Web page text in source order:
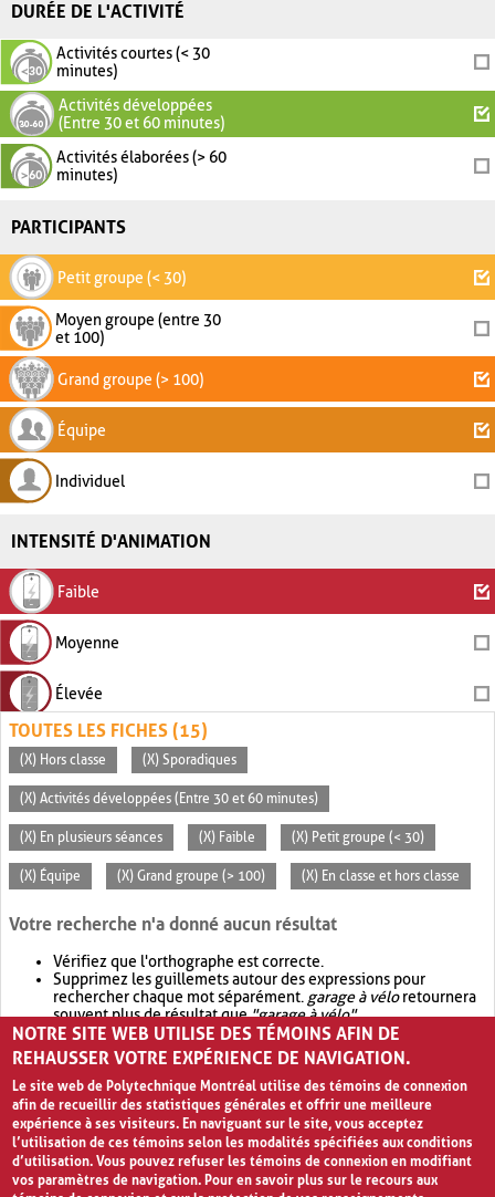
DURÉE DE L'ACTIVITÉ
Activités courtes (< 30
minutes)
Activités développées
(Entre 30 et 60 minutes)
Activités élaborées (> 60
minutes)
PARTICIPANTS
Petit groupe (< 30)
Moyen groupe (entre 30
et 100)
Grand groupe (> 100)
Équipe
Individuel
INTENSITÉ D'ANIMATION
Faible
Moyenne
Élevée
TOUTES LES FICHES (15)
(X) Hors classe (X) Sporadiques
(X) Activités développées (Entre 30 et 60 minutes)
(X) En plusieurs séances (X) Faible (X) Petit groupe (< 30)
(X) Équipe (X) Grand groupe (> 100) (X) En classe et hors classe
Votre recherche n'a donné aucun résultat
Vérifiez que l'orthographe est correcte.
Supprimez les guillemets autour des expressions pour
rechercher chaque mot séparément. garage à véloretournera
souvent plus de résultat que"garage à vélo".
Envisagez d'élargir votre recherche avec OR.garage OR vélo
retournera souvent plus de résultat quegarage à vélo
NOTRE SITE WEB UTILISE DES TÉMOINS AFIN DE
REHAUSSER VOTRE EXPÉRIENCE DE NAVIGATION.
Le site web de Polytechnique Montréal utilise des témoins de connexion
afin de recueillir des statistiques générales et offrir une meilleure
expérience à ses visiteurs. En naviguant sur le site, vous acceptez
l’utilisation de ces témoins selon les modalités spécifiées aux conditions
d’utilisation. Vous pouvez refuser les témoins de connexion en modifiant
vos paramètres de navigation. Pour en savoir plus sur le recours aux